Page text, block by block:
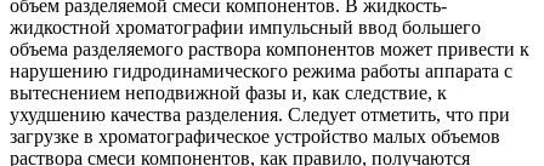
объем разделяемой смеси компонентов. В жидкость-
жидкостной хроматографии импульсный ввод большего
объема разделяемого раствора компонентов может привести к
нарушению гидродинамического режима работы аппарата с
вытеснением неподвижной фазы и, как следствие, к
ухудшению качества разделения. Следует отметить, что при
загрузке в хроматографическое устройство малых объемов
раствора смеси компонентов, как правило, получаются